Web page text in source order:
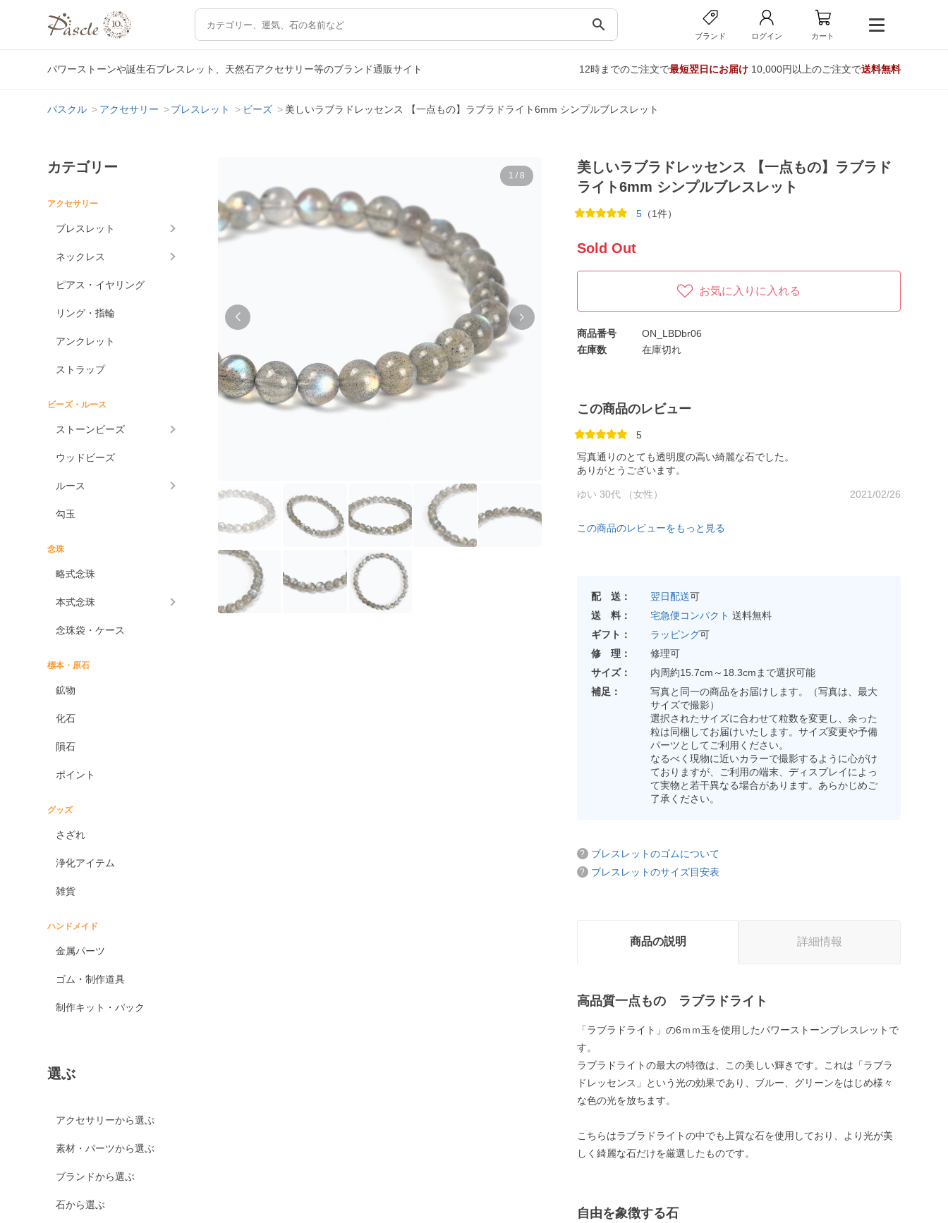
search
ブランド ログイン カート
パワーストーンや誕生石ブレスレット、天然石アクセサリー等のブランド通販サイト 12時までのご注文で最短翌日にお届け10,000円以上のご注文で送料無料
パスクル アクセサリー ブレスレット ビーズ 美しいラブラドレッセンス 【一点もの】ラブラドライト6mm シンプルブレスレット
カテゴリー
アクセサリー
ブレスレット
ネックレス
ピアス・イヤリング
リング・指輪
アンクレット
ストラップ
ビーズ・ルース
ストーンビーズ
ウッドビーズ
ルース
勾玉
念珠
略式念珠
本式念珠
念珠袋・ケース
標本・原石
鉱物
化石
隕石
ポイント
グッズ
さざれ
浄化アイテム
雑貨
ハンドメイド
金属パーツ
ゴム・制作道具
制作キット・パック
選ぶ
アクセサリーから選ぶ
素材・パーツから選ぶ
ブランドから選ぶ
石から選ぶ
1 / 8
美しいラブラドレッセンス 【一点もの】ラブラド
ライト6mm シンプルブレスレット
5（1件）
Sold Out
お気に入りに入れる
商品番号
ON_LBDbr06
在庫数
在庫切れ
この商品のレビュー
5
写真通りのとても透明度の高い綺麗な石でした。
ありがとうございます。
ゆい 30代 （女性） 2021/02/26
この商品のレビューをもっと見る
配 送： 翌日配送可
送 料：
宅急便コンパクト 送料無料
ギフト：
ラッピング可
修 理：
修理可
サイズ：
内周約15.7cm～18.3cmまで選択可能
補足：
写真と同一の商品をお届けします。（写真は、最大
サイズで撮影）
選択されたサイズに合わせて粒数を変更し、余った
粒は同梱してお届けいたします。サイズ変更や予備
パーツとしてご利用ください。
なるべく現物に近いカラーで撮影するように心がけ
ておりますが、ご利用の端末、ディスプレイによっ
て実物と若干異なる場合があります。あらかじめご
了承ください。
ブレスレットのゴムについて
ブレスレットのサイズ目安表
商品の説明 詳細情報
高品質一点もの ラブラドライト
「ラブラドライト」の6ｍｍ玉を使用したパワーストーンブレスレットで
す。
ラブラドライトの最大の特徴は、この美しい輝きです。これは「ラブラ
ドレッセンス」という光の効果であり、ブルー、グリーンをはじめ様々
な色の光を放ちます。
こちらはラブラドライトの中でも上質な石を使用しており、より光が美
しく綺麗な石だけを厳選したものです。
自由を象徴する石